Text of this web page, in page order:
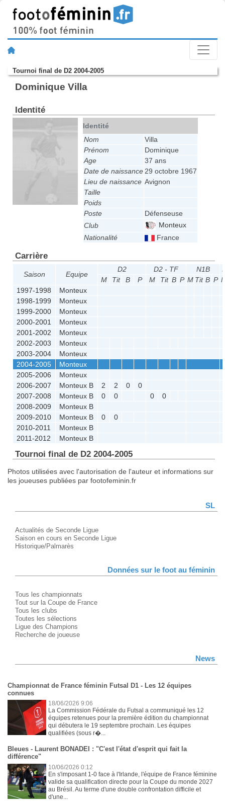
Tournoi final de D2 2004-2005
Dominique Villa
Identité
Identité
Nom
Villa
Prénom
Dominique
Age
37 ans
Date de naissance 29 octobre 1967
Lieu de naissance Avignon
Taille
Poids
Poste
Défenseuse
Club
Monteux
Nationalité
France
Carrière
Saison Equipe
D2 D2 - TF N1B
M
Tit B P M Tit B P M Tit B P
1997-1998
Monteux
1998-1999
Monteux
1999-2000
Monteux
2000-2001
Monteux
2001-2002
Monteux
2002-2003
Monteux
2003-2004
Monteux
2004-2005
Monteux
2005-2006
Monteux
2006-2007
Monteux B 2 2 0
0
2007-2008
Monteux B 0 0 0
0
2008-2009
Monteux B
2009-2010
Monteux B 0
0
2010-2011
Monteux B
2011-2012
Monteux B
Tournoi final de D2 2004-2005
Photos utilisées avec l'autorisation de l'auteur et informations sur
les joueuses publiées par footofeminin.fr
SL
Actualités de Seconde Ligue
Saison en cours en Seconde Ligue
Historique/Palmarès
Données sur le foot au féminin
Tous les championnats
Tout sur la Coupe de France
Tous les clubs
Toutes les sélections
Ligue des Champions
Recherche de joueuse
News
Championnat de France féminin Futsal D1 - Les 12 équipes
connues
18/06/2026 9:06
La Commission Fédérale du Futsal a communiqué les 12
équipes retenues pour la première édition du championnat
qui débutera le 19 septembre prochain. Les équipes
qualifiées (sous r�...
Bleues - Laurent BONADEI : "C'est l'état d'esprit qui fait la
différence"
10/06/2026 0:12
En s'imposant 1-0 face à l'Irlande, l'équipe de France féminine
valide sa qualification directe pour la Coupe du monde 2027
au Brésil. Au terme d'une double confrontation difficile et
d'une...